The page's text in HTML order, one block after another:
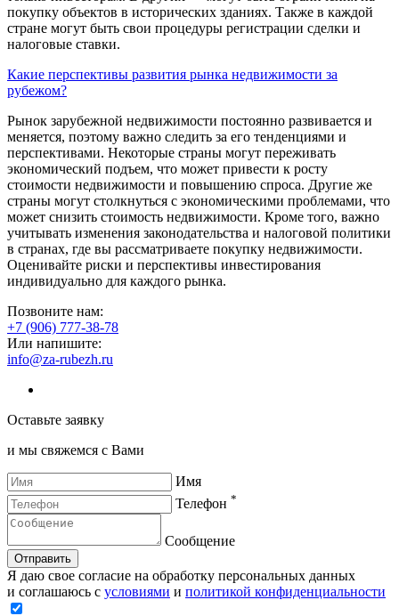
покупку объектов в исторических зданиях. Также в каждой
стране могут быть свои процедуры регистрации сделки и
налоговые ставки.
Какие перспективы развития рынка недвижимости за
рубежом?
Рынок зарубежной недвижимости постоянно развивается и
меняется, поэтому важно следить за его тенденциями и
перспективами. Некоторые страны могут переживать
экономический подъем, что может привести к росту
стоимости недвижимости и повышению спроса. Другие же
страны могут столкнуться с экономическими проблемами, что
может снизить стоимость недвижимости. Кроме того, важно
учитывать изменения законодательства и налоговой политики
в странах, где вы рассматриваете покупку недвижимости.
Оценивайте риски и перспективы инвестирования
индивидуально для каждого рынка.
Позвоните нам:
+7 (906) 777-38-78
Или напишите:
info@za-rubezh.ru
Оставьте заявку
и мы свяжемся с Вами
Имя
Телефон *
Сообщение
Отправить
Я даю свое согласие на обработку персональных данных
и соглашаюсь с условиями и политикой конфиденциальности